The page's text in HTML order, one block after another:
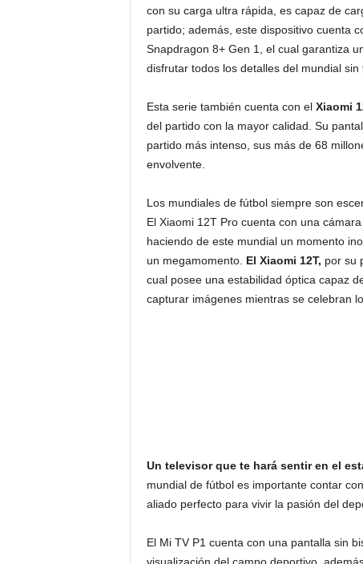
con su carga ultra rápida, es capaz de
partido; además, este dispositivo cuenta
Snapdragon 8+ Gen 1, el cual garantiza
disfrutar todos los detalles del mundial sin
Esta serie también cuenta con el Xiaomi
del partido con la mayor calidad. Su
partido más intenso, sus más de 68
envolvente.
Los mundiales de fútbol siempre son
El Xiaomi 12T Pro cuenta con una
haciendo de este mundial un momento
un megamomento. El Xiaomi 12T, por su
cual posee una estabilidad óptica capaz
capturar imágenes mientras se celebran
Un televisor que te hará sentir en el
mundial de fútbol es importante contar
aliado perfecto para vivir la pasión del
El Mi TV P1 cuenta con una pantalla sin